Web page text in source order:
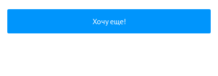
Хочу еще!